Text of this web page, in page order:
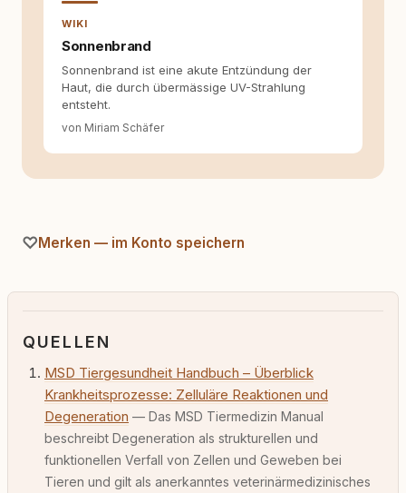
WIKI
Sonnenbrand
Sonnenbrand ist eine akute Entzündung der
Haut, die durch übermässige UV-Strahlung
entsteht.
von Miriam Schäfer
Merken — im Konto speichern
QUELLEN
MSD Tiergesundheit Handbuch – Überblick
Krankheitsprozesse: Zelluläre Reaktionen und
Degeneration — Das MSD Tiermedizin Manual
beschreibt Degeneration als strukturellen und
funktionellen Verfall von Zellen und Geweben bei
Tieren und gilt als anerkanntes veterinärmedizinisches